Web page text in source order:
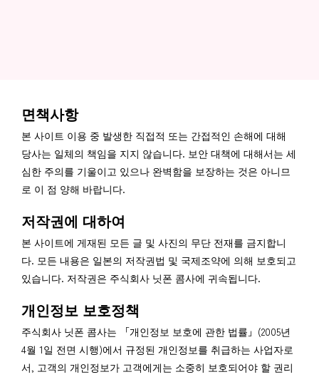
면책사항
본 사이트 이용 중 발생한 직접적 또는 간접적인 손해에 대해
당사는 일체의 책임을 지지 않습니다. 보안 대책에 대해서는 세
심한 주의를 기울이고 있으나 완벽함을 보장하는 것은 아니므
로 이 점 양해 바랍니다.
저작권에 대하여
본 사이트에 게재된 모든 글 및 사진의 무단 전재를 금지합니
다. 모든 내용은 일본의 저작권법 및 국제조약에 의해 보호되고
있습니다. 저작권은 주식회사 닛폰 콤사에 귀속됩니다.
개인정보 보호정책
주식회사 닛폰 콤사는 「개인정보 보호에 관한 법률」(2005년
4월 1일 전면 시행)에서 규정된 개인정보를 취급하는 사업자로
서, 고객의 개인정보가 고객에게는 소중히 보호되어야 할 권리